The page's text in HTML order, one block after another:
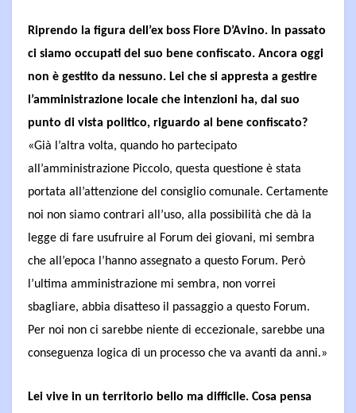
Riprendo la figura dell’ex boss Fiore D’Avino. In passato
ci siamo occupati del suo bene confiscato. Ancora oggi
non è gestito da nessuno. Lei che si appresta a gestire
l’amministrazione locale che intenzioni ha, dal suo
punto di vista politico, riguardo al bene confiscato?
«Già l’altra volta, quando ho partecipato
all’amministrazione Piccolo, questa questione è stata
portata all’attenzione del consiglio comunale. Certamente
noi non siamo contrari all’uso, alla possibilità che dà la
legge di fare usufruire al Forum dei giovani, mi sembra
che all’epoca l’hanno assegnato a questo Forum. Però
l’ultima amministrazione mi sembra, non vorrei
sbagliare, abbia disatteso il passaggio a questo Forum.
Per noi non ci sarebbe niente di eccezionale, sarebbe una
conseguenza logica di un processo che va avanti da anni.»
Lei vive in un territorio bello ma difficile. Cosa pensa